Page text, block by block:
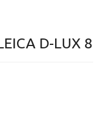
D-LUX 8